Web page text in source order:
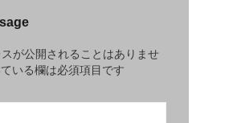
が公開されることはありませ
いる欄は必須項目です